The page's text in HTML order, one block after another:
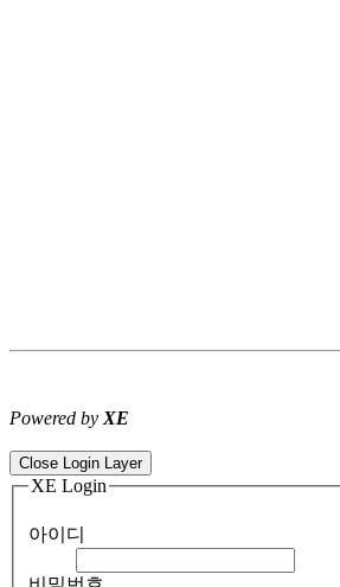
Powered by XE
Close Login Layer
XE Login
아이디